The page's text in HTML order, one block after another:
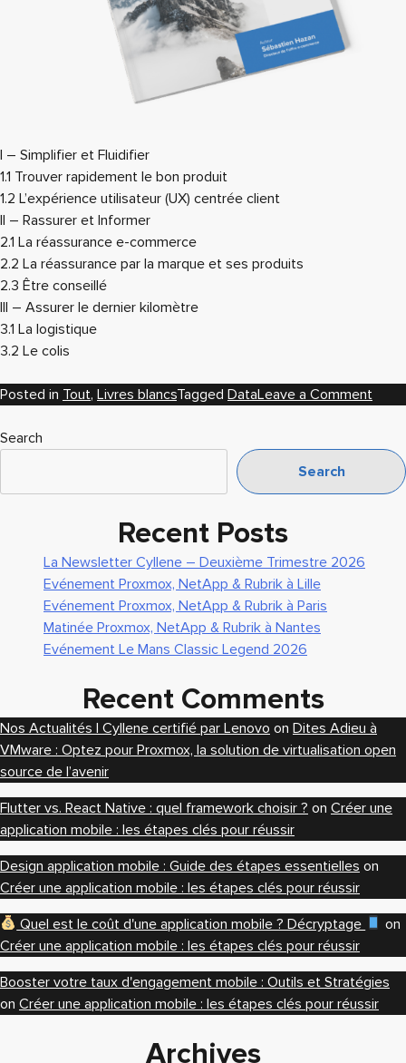
I – Simplifier et Fluidifier
1.1 Trouver rapidement le bon produit
1.2 L’expérience utilisateur (UX) centrée client
II – Rassurer et Informer
2.1 La réassurance e-commerce
2.2 La réassurance par la marque et ses produits
2.3 Être conseillé
III – Assurer le dernier kilomètre
3.1 La logistique
3.2 Le colis
Posted in Tout, Livres blancsTagged DataLeave a Comment
Search
Search
Recent Posts
La Newsletter Cyllene – Deuxième Trimestre 2026
Evénement Proxmox, NetApp & Rubrik à Lille
Evénement Proxmox, NetApp & Rubrik à Paris
Matinée Proxmox, NetApp & Rubrik à Nantes
Evénement Le Mans Classic Legend 2026
Recent Comments
Nos Actualités | Cyllene certifié par Lenovo on Dites Adieu à
VMware : Optez pour Proxmox, la solution de virtualisation open
source de l’avenir
Flutter vs. React Native : quel framework choisir ? on Créer une
application mobile : les étapes clés pour réussir
Design application mobile : Guide des étapes essentielles on
Créer une application mobile : les étapes clés pour réussir
Quel est le coût d'une application mobile ? Décryptage
on
Créer une application mobile : les étapes clés pour réussir
Booster votre taux d'engagement mobile : Outils et Stratégies
on Créer une application mobile : les étapes clés pour réussir
Archives